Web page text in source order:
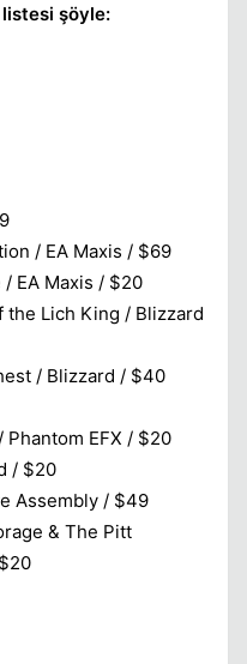
listesi şöyle:
/ EA Maxis / $69
EA Maxis / $20
the Lich King / Blizzard
/ Blizzard / $40
Phantom EFX / $20
/ $20
Assembly / $49
& The Pitt